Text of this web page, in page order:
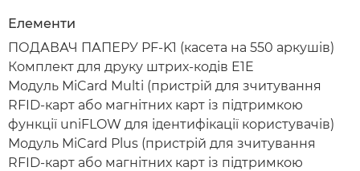
Елементи
ПОДАВАЧ ПАПЕРУ PF-K1 (касета на 550 аркушів)
Комплект для друку штрих-кодів E1E
Модуль MiCard Multi (пристрій для зчитування
RFID-карт або магнітних карт із підтримкою
функції uniFLOW для ідентифікації користувачів)
Модуль MiCard Plus (пристрій для зчитування
RFID-карт або магнітних карт із підтримкою